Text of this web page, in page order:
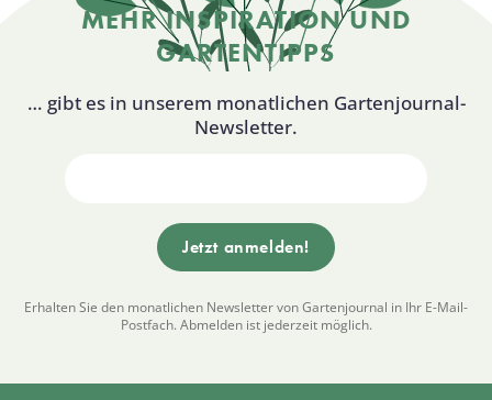
MEHR INSPIRATION UND
GARTENTIPPS
… gibt es in unserem monatlichen Gartenjournal-
Newsletter.
Erhalten Sie den monatlichen Newsletter von Gartenjournal in Ihr E-Mail-
Postfach. Abmelden ist jederzeit möglich.